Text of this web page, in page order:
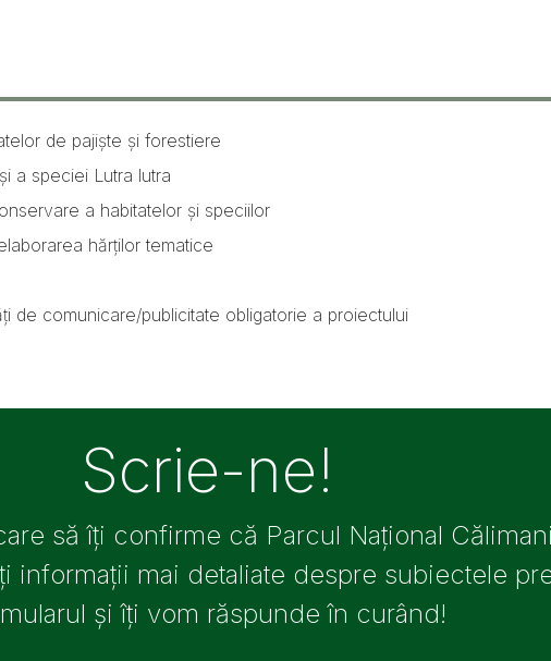
de pajiște și forestiere
a speciei Lutra lutra
a habitatelor și speciilor
hărților tematice
de comunicare/publicitate obligatorie a proiectului
Scrie-ne!
să îți confirme că Parcul Național
informații mai detaliate despre subiectele
și îți vom răspunde în curând!